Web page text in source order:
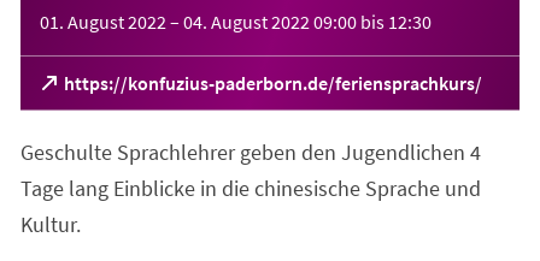
01. August 2022 – 04. August 2022 09:00 bis 12:30
https://konfuzius-paderborn.de/feriensprachkurs/
(Öffnet
in
neuen
Tab)
Geschulte Sprachlehrer geben den Jugendlichen 4
Tage lang Einblicke in die chinesische Sprache und
Kultur.